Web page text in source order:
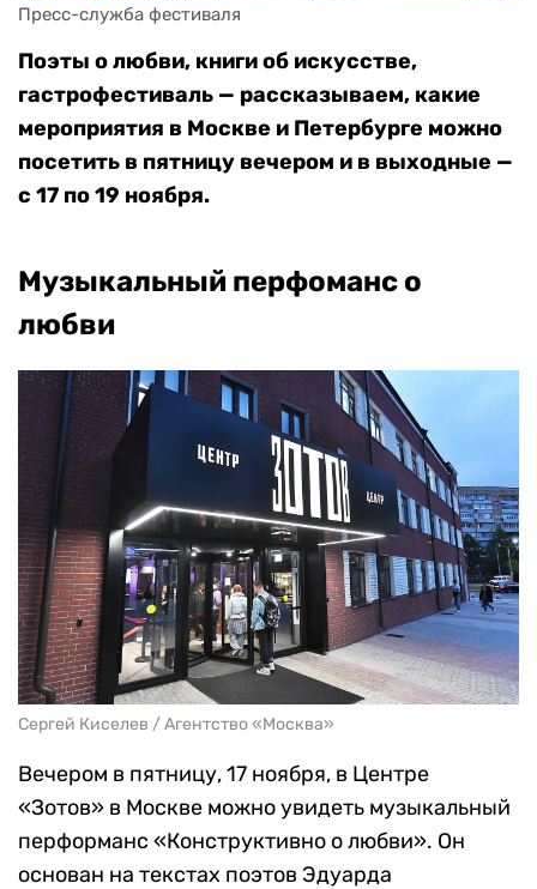
Пресс-служба фестиваля
Поэты о любви, книги об искусстве,
гастрофестиваль — рассказываем, какие
мероприятия в Москве и Петербурге можно
посетить в пятницу вечером и в выходные —
с 17 по 19 ноября.
Музыкальный перфоманс о
любви
Сергей Киселев / Агентство «Москва»
Вечером в пятницу, 17 ноября, в Центре
«Зотов» в Москве можно увидеть музыкальный
перформанс «Конструктивно о любви». Он
основан на текстах поэтов Эдуарда